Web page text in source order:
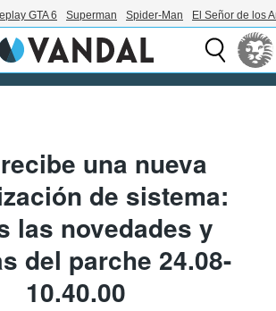
GTA 6 Superman Spider-Man El Señor de los
una nueva
de sistema:
las novedades y
del parche 24.08-
10.40.00